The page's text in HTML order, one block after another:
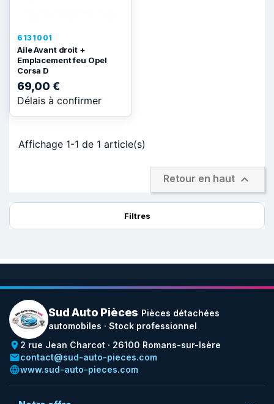
6131001
Aile Avant droit +
Emplacement feu Opel
Corsa D
69,00 €
Délais à confirmer
Affichage 1-1 de 1 article(s)
Retour en haut 
Filtres
Sud Auto Pièces Pièces détachées
automobiles · Stock professionnel
place 2 rue Jean Charcot · 26100 Romans-sur-Isère
emailcontact@sud-auto-pieces.com
languagewww.sud-auto-pieces.com